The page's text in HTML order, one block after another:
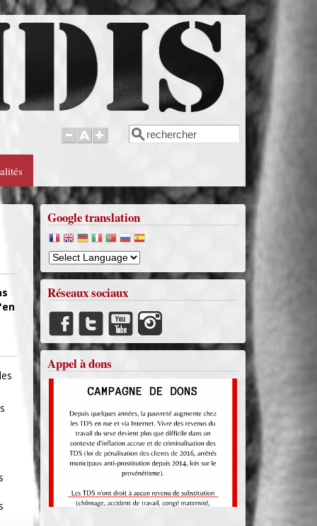
Formulaire de recherche
Rechercher
Google translation
Réseaux sociaux
Appel à dons